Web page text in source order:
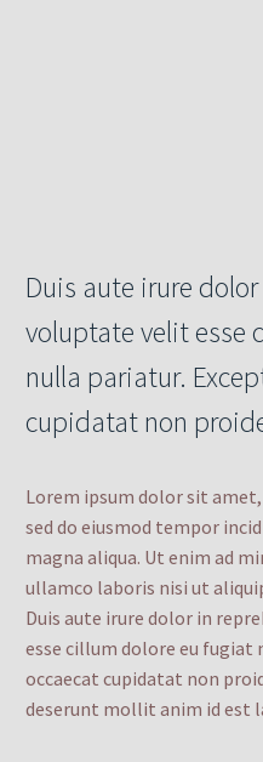
Duis aute irure
voluptate velit esse
nulla pariatur.
cupidatat non
Lorem ipsum dolor sit
sed do eiusmod tempor
magna aliqua. Ut enim ad
ullamco laboris nisi ut
Duis aute irure dolor in
esse cillum dolore eu fugiat
occaecat cupidatat non
deserunt mollit anim id est